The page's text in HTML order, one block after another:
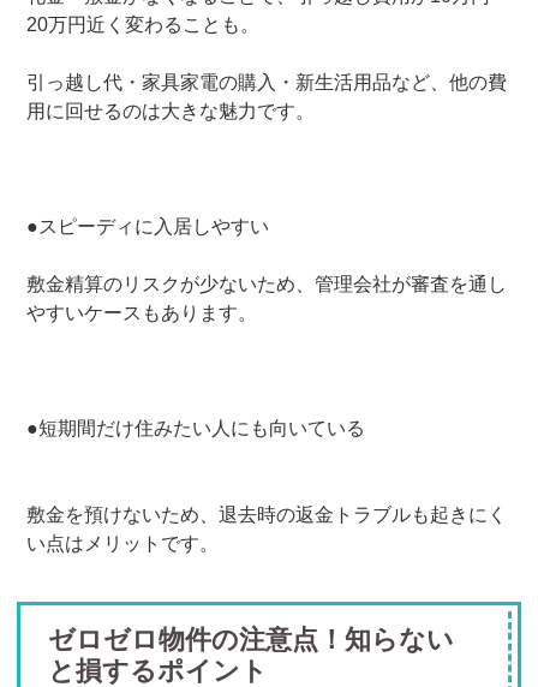
20万円近く変わることも。
引っ越し代・家具家電の購入・新生活用品など、他の費
用に回せるのは大きな魅力です。
●スピーディに入居しやすい
敷金精算のリスクが少ないため、管理会社が審査を通し
やすいケースもあります。
●短期間だけ住みたい人にも向いている
敷金を預けないため、退去時の返金トラブルも起きにく
い点はメリットです。
ゼロゼロ物件の注意点！知らない
と損するポイント